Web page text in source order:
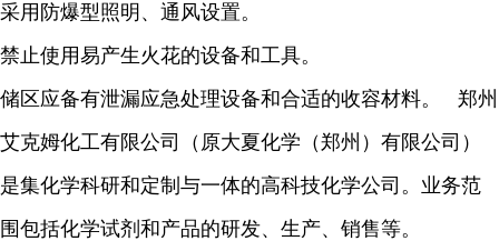
采用防爆型照明、通风设置。
禁止使用易产生火花的设备和工具。
储区应备有泄漏应急处理设备和合适的收容材料。 郑州
艾克姆化工有限公司（原大夏化学（郑州）有限公司）
是集化学科研和定制与一体的高科技化学公司。业务范
围包括化学试剂和产品的研发、生产、销售等。